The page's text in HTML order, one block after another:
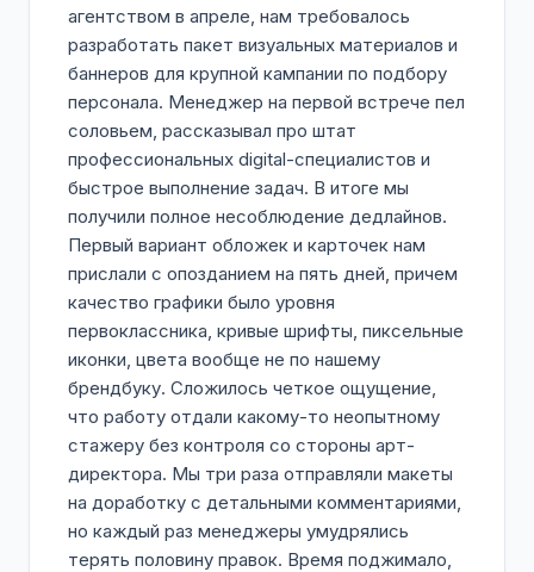
агентством в апреле, нам требовалось
разработать пакет визуальных материалов и
баннеров для крупной кампании по подбору
персонала. Менеджер на первой встрече пел
соловьем, рассказывал про штат
профессиональных digital-специалистов и
быстрое выполнение задач. В итоге мы
получили полное несоблюдение дедлайнов.
Первый вариант обложек и карточек нам
прислали с опозданием на пять дней, причем
качество графики было уровня
первоклассника, кривые шрифты, пиксельные
иконки, цвета вообще не по нашему
брендбуку. Сложилось четкое ощущение,
что работу отдали какому-то неопытному
стажеру без контроля со стороны арт-
директора. Мы три раза отправляли макеты
на доработку с детальными комментариями,
но каждый раз менеджеры умудрялись
терять половину правок. Время поджимало,